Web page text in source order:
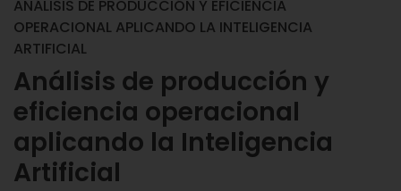
ANÁLISIS DE PRODUCCIÓN Y EFICIENCIA
OPERACIONAL APLICANDO LA INTELIGENCIA
ARTIFICIAL
Análisis de producción y
eficiencia operacional
aplicando la Inteligencia
Artificial